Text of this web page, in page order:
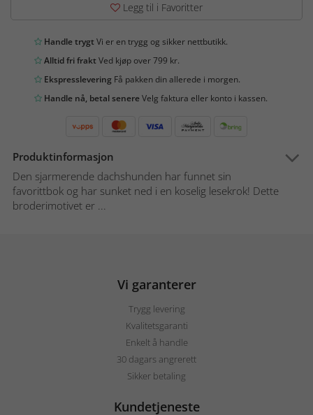
Legg til i Favoritter
Handle trygtVi er en trygg og sikker nettbutikk.
Alltid fri fraktVed kjøp over 799 kr.
Ekspresslevering Få pakken din allerede i morgen.
Handle nå, betal senereVelg faktura eller konto i kassen.
Produktinformasjon
Den sjarmerende dachshunden har funnet sin
favorittbok og har sunket ned i en koselig lesekrok! Dette
broderimotivet er ...
Vi garanterer
Trygg levering
Kvalitetsgaranti
Enkelt å handle
30 dagars angrerett
Sikker betaling
Kundetjeneste